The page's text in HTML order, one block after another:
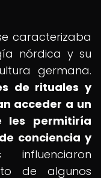
caracterizaba
nórdica y su
germana.
de rituales y
acceder a un
les permitiría
conciencia y
de algunos